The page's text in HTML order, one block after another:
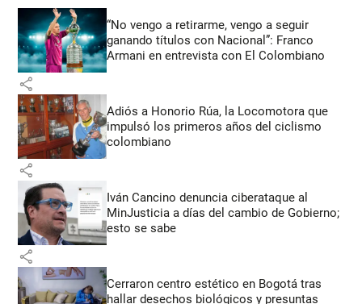
“No vengo a retirarme, vengo a seguir
ganando títulos con Nacional”: Franco
Armani en entrevista con El Colombiano
share
Adiós a Honorio Rúa, la Locomotora que
impulsó los primeros años del ciclismo
colombiano
share
Iván Cancino denuncia ciberataque al
MinJusticia a días del cambio de Gobierno;
esto se sabe
share
Cerraron centro estético en Bogotá tras
hallar desechos biológicos y presuntas